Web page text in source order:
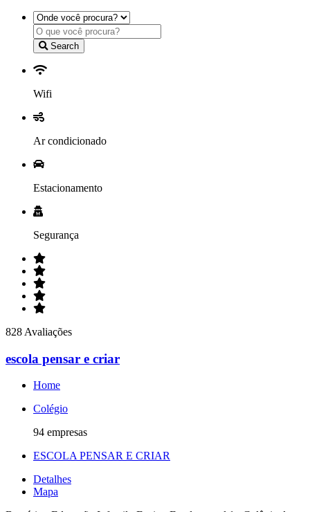
Search
Wifi
Ar condicionado
Estacionamento
Segurança
828 Avaliações
escola pensar e criar
Home
Colégio
94 empresas
ESCOLA PENSAR E CRIAR
Detalhes
Mapa